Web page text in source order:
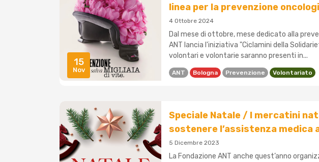
15
Nov
linea per la prevenzione
4 Ottobre 2024
Dal mese di ottobre, mese dedicato alla
ANT lancia l'iniziativa "Ciclamini della
volontari e volontarie saranno presenti in...
ANT Bologna Prevenzione Volontariato
Speciale Natale / I mercatini
sostenere l’assistenza medica
5 Dicembre 2023
La Fondazione ANT anche quest’anno